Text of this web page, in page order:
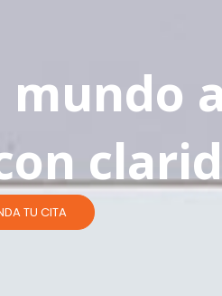
mundo
TU CITA